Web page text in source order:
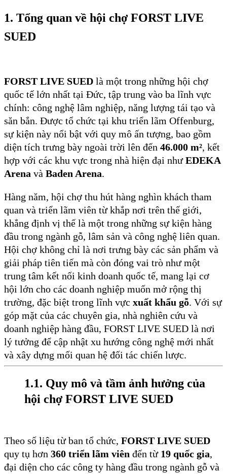
1. Tổng quan về hội chợ FORST LIVE
SUED
FORST LIVE SUED là một trong những hội chợ
quốc tế lớn nhất tại Đức, tập trung vào ba lĩnh vực
chính: công nghệ lâm nghiệp, năng lượng tái tạo và
săn bắn. Được tổ chức tại khu triển lãm Offenburg,
sự kiện này nổi bật với quy mô ấn tượng, bao gồm
diện tích trưng bày ngoài trời lên đến 46.000 m², kết
hợp với các khu vực trong nhà hiện đại nhưEDEKA
Arena và Baden Arena.
Hàng năm, hội chợ thu hút hàng nghìn khách tham
quan và triển lãm viên từ khắp nơi trên thế giới,
khẳng định vị thế là một trong những sự kiện hàng
đầu trong ngành gỗ, lâm sản và công nghệ liên quan.
Hội chợ không chỉ là nơi trưng bày các sản phẩm và
giải pháp tiên tiến mà còn đóng vai trò như một
trung tâm kết nối kinh doanh quốc tế, mang lại cơ
hội lớn cho các doanh nghiệp muốn mở rộng thị
trường, đặc biệt trong lĩnh vực xuất khẩu gỗ. Với sự
góp mặt của các chuyên gia, nhà nghiên cứu và
doanh nghiệp hàng đầu, FORST LIVE SUED là nơi
lý tưởng để cập nhật xu hướng công nghệ mới nhất
và xây dựng mối quan hệ đối tác chiến lược.
1.1. Quy mô và tầm ảnh hưởng của
hội chợ FORST LIVE SUED
Theo số liệu từ ban tổ chức, FORST LIVE SUED
quy tụ hơn 360 triển lãm viên đến từ 19 quốc gia,
đại diện cho các công ty hàng đầu trong ngành gỗ và